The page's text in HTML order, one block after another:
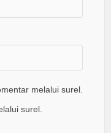
melalui surel.
surel.